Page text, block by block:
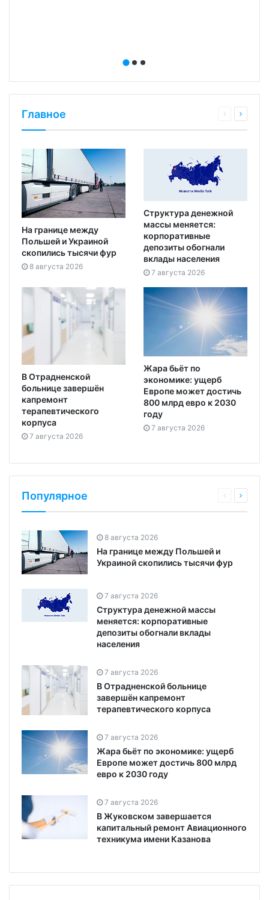
Главное
На границе между
Польшей и Украиной
скопились тысячи фур
8 августа 2026
Структура денежной
массы меняется:
корпоративные
депозиты обогнали
вклады населения
7 августа 2026
В Отрадненской
больнице завершён
капремонт
терапевтического
корпуса
7 августа 2026
Жара бьёт по
экономике: ущерб
Европе может достичь
800 млрд евро к 2030
году
7 августа 2026
Популярное
8 августа 2026
На границе между Польшей и
Украиной скопились тысячи фур
7 августа 2026
Структура денежной массы
меняется: корпоративные
депозиты обогнали вклады
населения
7 августа 2026
В Отрадненской больнице
завершён капремонт
терапевтического корпуса
7 августа 2026
Жара бьёт по экономике: ущерб
Европе может достичь 800 млрд
евро к 2030 году
7 августа 2026
В Жуковском завершается
капитальный ремонт Авиационного
техникума имени Казанова